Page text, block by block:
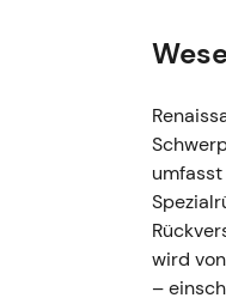
---
1.
umfasst
wird
–